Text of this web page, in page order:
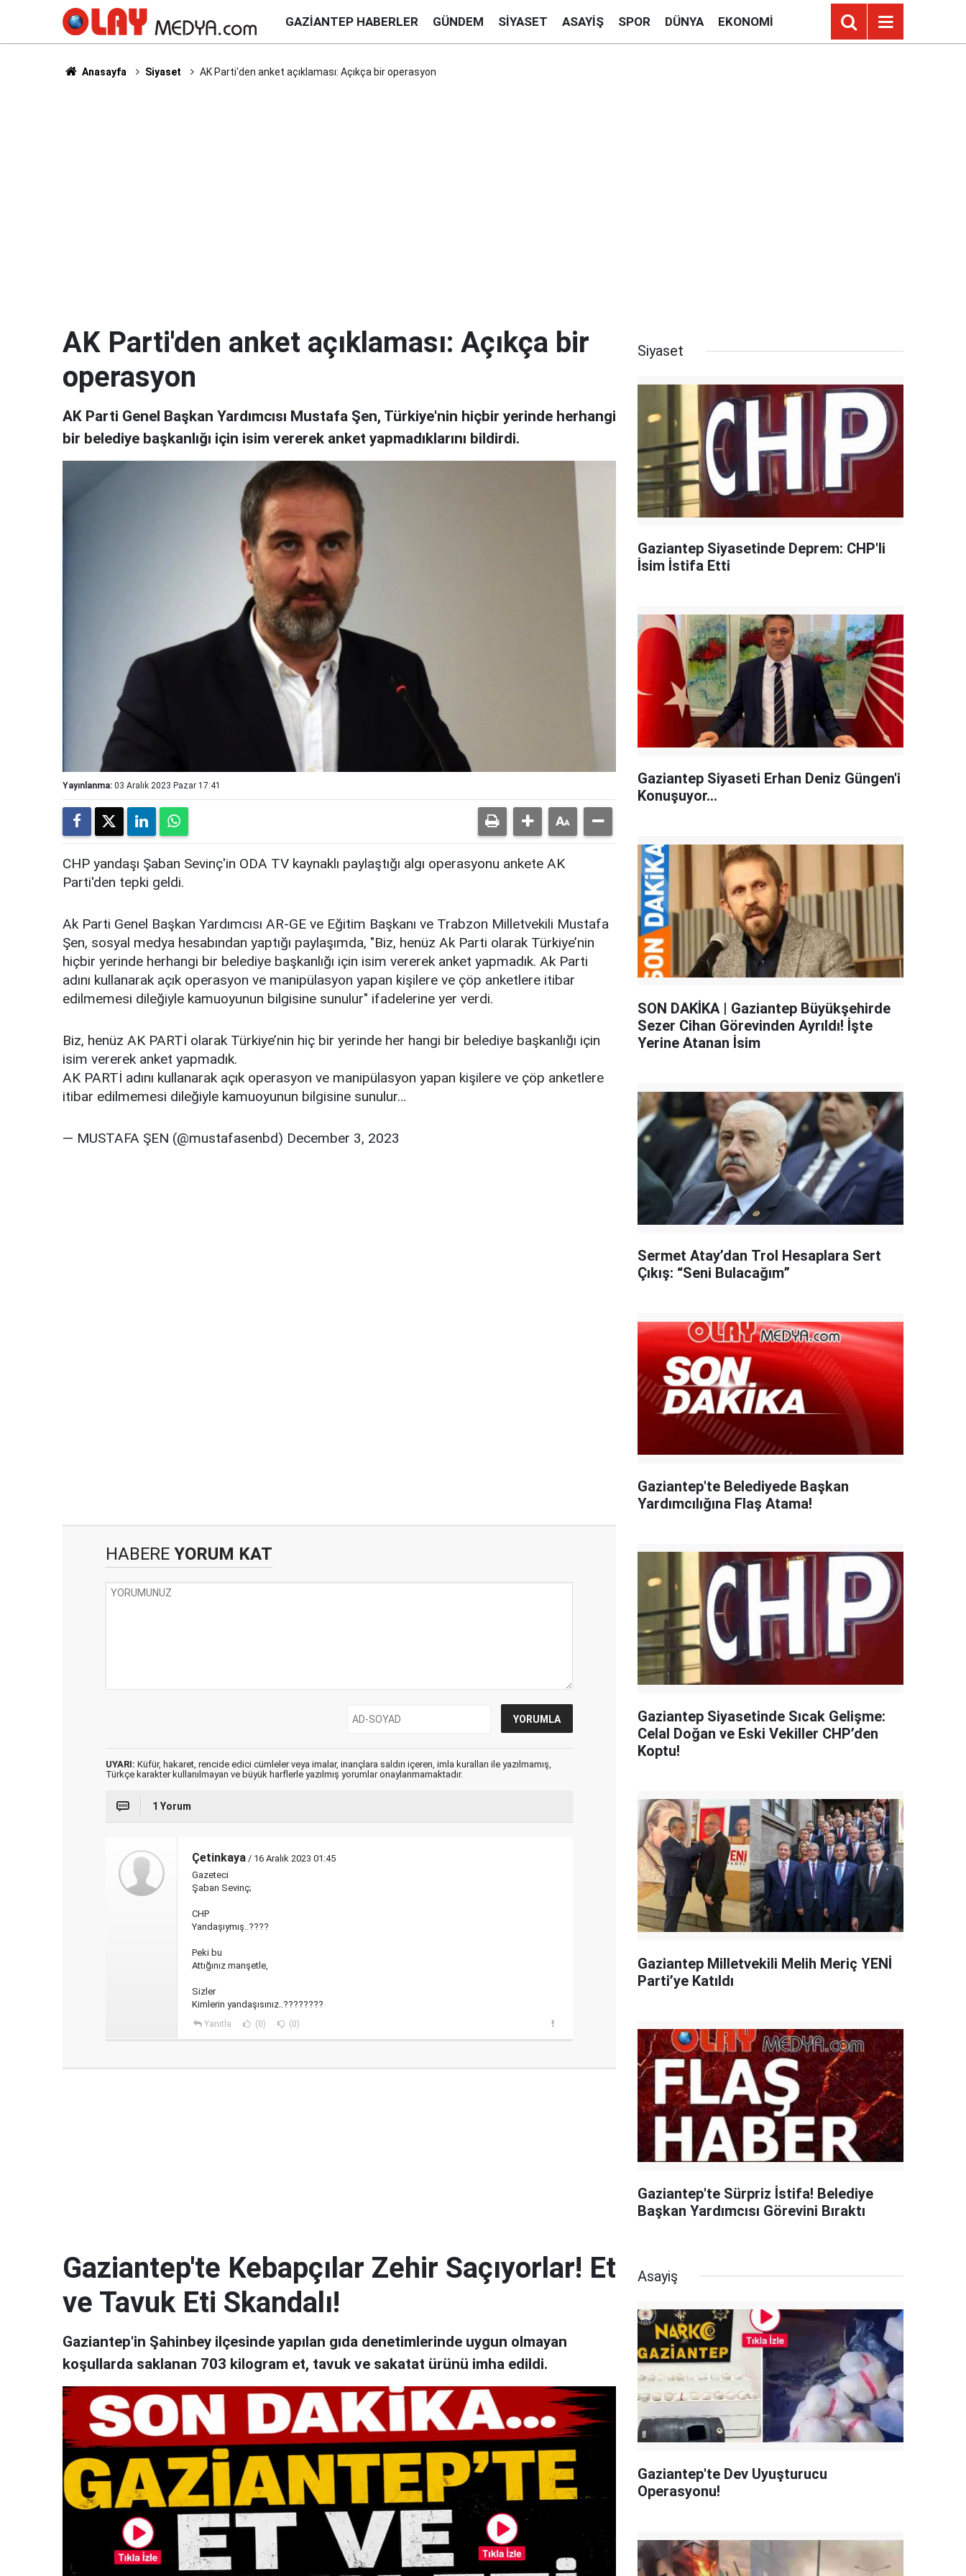
GAZIANTEP HABERLER GÜNDEM SIYASET ASAYIŞ SPOR DÜNYA EKONOMI
Anasayfa Siyaset AK Parti'den anket açıklaması: Açıkça bir operasyon
AK Parti'den anket açıklaması: Açıkça bir
operasyon
AK Parti Genel Başkan Yardımcısı Mustafa Şen, Türkiye'nin hiçbir yerinde herhangi
bir belediye başkanlığı için isim vererek anket yapmadıklarını bildirdi.
Yayınlanma: 03 Aralık 2023 Pazar 17:41
CHP yandaşı Şaban Sevinç'in ODA TV kaynaklı paylaştığı algı operasyonu ankete AK
Parti'den tepki geldi.
Ak Parti Genel Başkan Yardımcısı AR-GE ve Eğitim Başkanı ve Trabzon Milletvekili Mustafa
Şen, sosyal medya hesabından yaptığı paylaşımda, "Biz, henüz Ak Parti olarak Türkiye’nin
hiçbir yerinde herhangi bir belediye başkanlığı için isim vererek anket yapmadık. Ak Parti
adını kullanarak açık operasyon ve manipülasyon yapan kişilere ve çöp anketlere itibar
edilmemesi dileğiyle kamuoyunun bilgisine sunulur" ifadelerine yer verdi.
Biz, henüz AK PARTİ olarak Türkiye’nin hiç bir yerinde her hangi bir belediye başkanlığı için
isim vererek anket yapmadık.
AK PARTİ adını kullanarak açık operasyon ve manipülasyon yapan kişilere ve çöp anketlere
itibar edilmemesi dileğiyle kamuoyunun bilgisine sunulur…
— MUSTAFA ŞEN (@mustafasenbd) December 3, 2023
HABERE YORUM KAT
UYARI: Küfür, hakaret, rencide edici cümleler veya imalar, inançlara saldırı içeren, imla kuralları ile yazılmamış,
Türkçe karakter kullanılmayan ve büyük harflerle yazılmış yorumlar onaylanmamaktadır.
1 Yorum
Çetinkaya / 16 Aralık 2023 01:45
Gazeteci
Şaban Sevinç;
CHP
Yandaşıymış..????
Peki bu
Attığınız manşetle,
Sizler
Kimlerin yandaşısınız..????????
Yanıtla (0) (0)
Siyaset
Gaziantep Siyasetinde Deprem: CHP'li
İsim İstifa Etti
Gaziantep Siyaseti Erhan Deniz Güngen'i
Konuşuyor...
SON DAKİKA | Gaziantep Büyükşehirde
Sezer Cihan Görevinden Ayrıldı! İşte
Yerine Atanan İsim
Sermet Atay’dan Trol Hesaplara Sert
Çıkış: “Seni Bulacağım”
Gaziantep'te Belediyede Başkan
Yardımcılığına Flaş Atama!
Gaziantep Siyasetinde Sıcak Gelişme:
Celal Doğan ve Eski Vekiller CHP’den
Koptu!
Gaziantep Milletvekili Melih Meriç YENİ
Parti’ye Katıldı
Gaziantep'te Sürpriz İstifa! Belediye
Başkan Yardımcısı Görevini Bıraktı
Gaziantep'te Kebapçılar Zehir Saçıyorlar! Et
ve Tavuk Eti Skandalı!
Gaziantep'in Şahinbey ilçesinde yapılan gıda denetimlerinde uygun olmayan
koşullarda saklanan 703 kilogram et, tavuk ve sakatat ürünü imha edildi.
Asayiş
Gaziantep'te Dev Uyuşturucu
Operasyonu!